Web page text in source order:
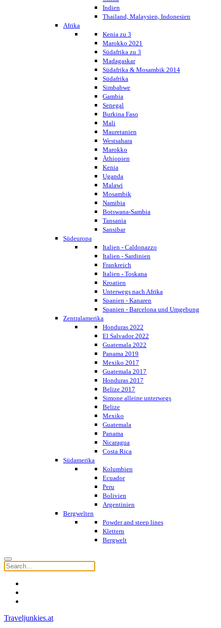
Indien
Thailand, Malaysien, Indonesien
Afrika
Kenia zu 3
Marokko 2021
Südafrika zu 3
Madagaskar
Südafrika & Mosambik 2014
Südafrika
Simbabwe
Gambia
Senegal
Burkina Faso
Mali
Mauretanien
Westsahara
Marokko
Äthiopien
Kenia
Uganda
Malawi
Mosambik
Namibia
Botswana-Sambia
Tansania
Sansibar
Südeuropa
Italien - Caldonazzo
Italien - Sardinien
Frankreich
Italien - Toskana
Kroatien
Unterwegs nach Afrika
Spanien - Kanaren
Spanien - Barcelona und Umgebung
Zentralamerika
Honduras 2022
El Salvador 2022
Guatemala 2022
Panama 2019
Mexiko 2017
Guatemala 2017
Honduras 2017
Belize 2017
Simone alleine unterwegs
Belize
Mexiko
Guatemala
Panama
Nicaragua
Costa Rica
Südamerika
Kolumbien
Ecuador
Peru
Bolivien
Argentinien
Bergwelten
Powder and steep lines
Klettern
Bergwelt
Traveljunkies.at